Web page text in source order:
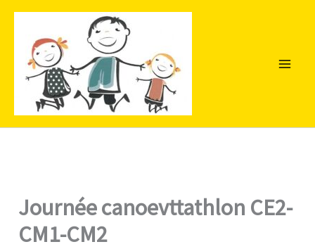
Aller
contenu
Journée canoevttathlon CE2-
CM1-CM2